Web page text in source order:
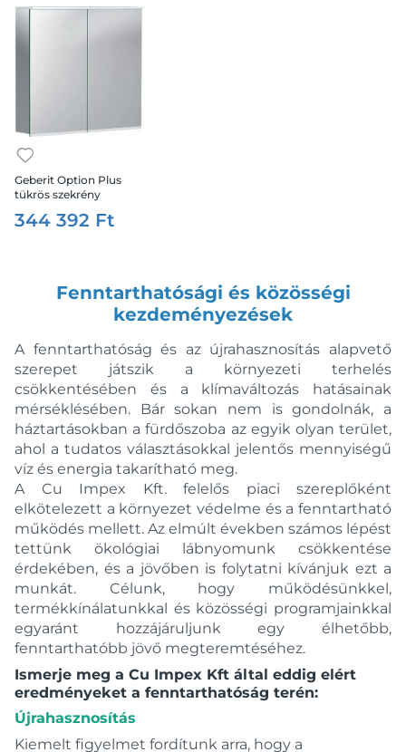
Geberit Option Plus
tükrös szekrény
cm
344 392 Ft
Fenntarthatósági és közösségi
kezdeményezések
A fenntarthatóság és az újrahasznosítás alapvető
szerepet játszik a környezeti terhelés
csökkentésében és a klímaváltozás hatásainak
mérséklésében. Bár sokan nem is gondolnák, a
háztartásokban a fürdőszoba az egyik olyan terület,
ahol a tudatos választásokkal jelentős mennyiségű
víz és energia takarítható meg.
A Cu Impex Kft. felelős piaci szereplőként
elkötelezett a környezet védelme és a fenntartható
működés mellett. Az elmúlt években számos lépést
tettünk ökológiai lábnyomunk csökkentése
érdekében, és a jövőben is folytatni kívánjuk ezt a
munkát. Célunk, hogy működésünkkel,
termékkínálatunkkal és közösségi programjainkkal
egyaránt hozzájáruljunk egy élhetőbb,
fenntarthatóbb jövő megteremtéséhez.
Ismerje meg a Cu Impex Kft által eddig elért
eredményeket a fenntarthatóság terén:
Újrahasznosítás
Kiemelt figyelmet fordítunk arra, hogy a